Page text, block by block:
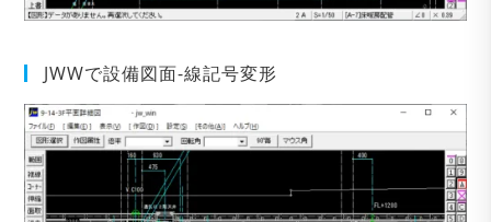
JWWで設備図面-線記号変形